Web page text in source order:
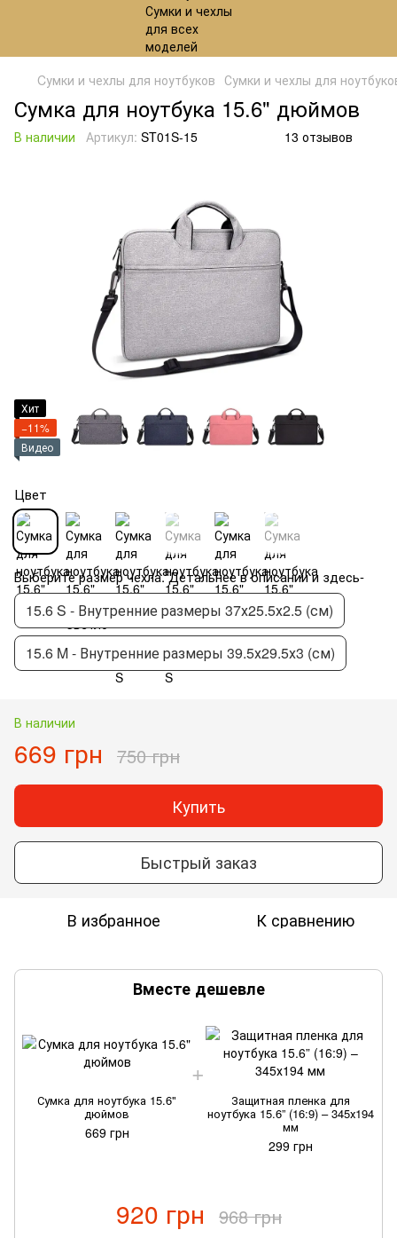
Cумки и чехлы для ноутбуков Сумки и чехлы для
Сумка для ноутбука 15.6" дюймов
В наличии Артикул: ST01S-15 13 отзывов
Хит
−11%
Видео
Цвет
Выберите размер чехла. Детальнее в описании и здесь-
15.6 S - Внутренние размеры 37х25.5х2.5 (см)
15.6 M - Внутренние размеры 39.5х29.5х3 (см)
В наличии
669 грн 750 грн
Купить
Быстрый заказ
В избранное К сравнению
Вместе дешевле
Сумка для ноутбука 15.6"
дюймов
669 грн
Защитная пленка для
ноутбука 15.6” (16:9) – 345х194
мм
299 грн
920 грн 968 грн